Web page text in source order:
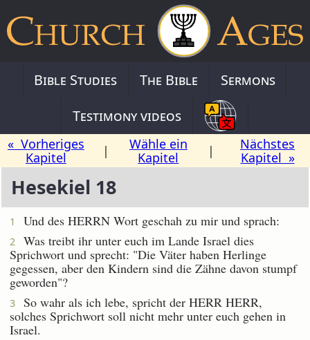
Bible Studies The Bible
Sermons
Testimony videos
« Vorheriges
Kapitel
|
Wähle ein
Kapitel
|
Nächstes
Kapitel »
Hesekiel 18
1 Und des HERRN Wort geschah zu mir und sprach:
2
Was treibt ihr unter euch im Lande Israel dies
Sprichwort und sprecht: "Die Väter haben Herlinge
gegessen, aber den Kindern sind die Zähne davon stumpf
geworden"?
3
So wahr als ich lebe, spricht der HERR HERR,
solches Sprichwort soll nicht mehr unter euch gehen in
Israel.